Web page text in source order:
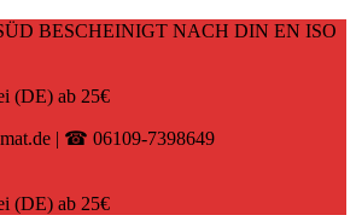
BESCHEINIGT NACH DIN EN ISO
(DE) ab 25€
| ☎ 06109-7398649
(DE) ab 25€